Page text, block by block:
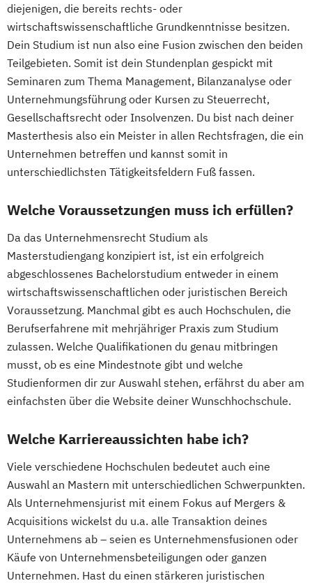
diejenigen, die bereits rechts- oder
wirtschaftswissenschaftliche Grundkenntnisse besitzen.
Dein Studium ist nun also eine Fusion zwischen den beiden
Teilgebieten. Somit ist dein Stundenplan gespickt mit
Seminaren zum Thema Management, Bilanzanalyse oder
Unternehmungsführung oder Kursen zu Steuerrecht,
Gesellschaftsrecht oder Insolvenzen. Du bist nach deiner
Masterthesis also ein Meister in allen Rechtsfragen, die ein
Unternehmen betreffen und kannst somit in
unterschiedlichsten Tätigkeitsfeldern Fuß fassen.
Welche Voraussetzungen muss ich erfüllen?
Da das Unternehmensrecht Studium als
Masterstudiengang konzipiert ist, ist ein erfolgreich
abgeschlossenes Bachelorstudium entweder in einem
wirtschaftswissenschaftlichen oder juristischen Bereich
Voraussetzung. Manchmal gibt es auch Hochschulen, die
Berufserfahrene mit mehrjähriger Praxis zum Studium
zulassen. Welche Qualifikationen du genau mitbringen
musst, ob es eine Mindestnote gibt und welche
Studienformen dir zur Auswahl stehen, erfährst du aber am
einfachsten über die Website deiner Wunschhochschule.
Welche Karriereaussichten habe ich?
Viele verschiedene Hochschulen bedeutet auch eine
Auswahl an Mastern mit unterschiedlichen Schwerpunkten.
Als Unternehmensjurist mit einem Fokus auf Mergers &
Acquisitions wickelst du u.a. alle Transaktion deines
Unternehmens ab – seien es Unternehmensfusionen oder
Käufe von Unternehmensbeteiligungen oder ganzen
Unternehmen. Hast du einen stärkeren juristischen